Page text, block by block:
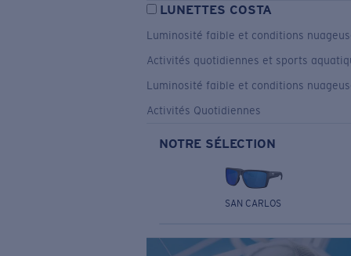
LUNETTES COSTA
Luminosité faible et conditions
Activités quotidiennes et sports
Luminosité faible et conditions
Activités Quotidiennes
NOTRE SÉLECTION
SAN CARLOS